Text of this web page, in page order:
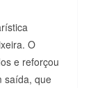
O
e reforçou
saída, que